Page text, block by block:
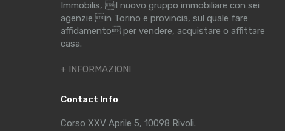
Immobilis, il nuovo gruppo immobiliare con sei
agenzie in Torino e provincia, sul quale fare
affidamento per vendere, acquistare o affittare
casa.
+ INFORMAZIONI
Contact Info
Corso XXV Aprile 5, 10098 Rivoli.